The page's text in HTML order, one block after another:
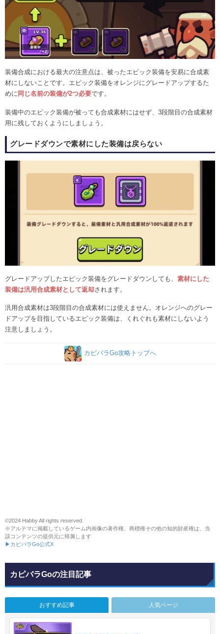
装備合成における最大の注意点は、被ったエピック装備を安易に合成素
材にしないことです。エピック装備をオレンジにグレードアップするた
めに 同じ名前の装備が2つ必要です。
装備中のエピック装備が被っても合成素材にはせず、3段階目の合成素材
用に残しておくようにしましょう。
グレードダウンで素材にした装備は戻らない
グレードアップしたエピック装備をグレードダウンしても、 素材にした
装備は汎用合成素材として返却 されます。
汎用合成素材は3段階目の合成素材には使えません。オレンジへのグレー
ドアップを目指しているエピック装備は、くれぐれも素材にしないよう
注意しましょう。
カピバラGo攻略トップへ
©2024 Habby All rights reserved.
※アルテマに掲載しているゲーム内画像の著作権、商標権その他の知的財産権は、当
該コンテンツの提供元に帰属します
▶カピバラGo公式X
カピバラGoの注目記事
おすすめ記事 人気ページ